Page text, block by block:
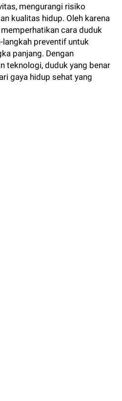
mengurangi risiko
kualitas hidup. Oleh karena
cara duduk
preventif untuk
panjang. Dengan
teknologi, duduk yang benar
gaya hidup sehat yang